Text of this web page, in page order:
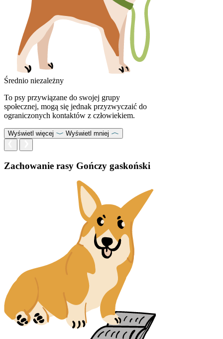
Średnio niezależny
To psy przywiązane do swojej grupy
społecznej, mogą się jednak przyzwyczaić do
ograniczonych kontaktów z człowiekiem.
Wyświetl więcej Wyświetl mniej
Zachowanie rasy Gończy gaskoński